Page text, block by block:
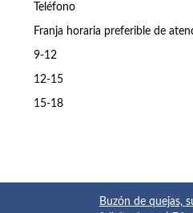
Teléfono
Franja horaria preferible de
9-12
12-15
15-18
Buzón de quejas,